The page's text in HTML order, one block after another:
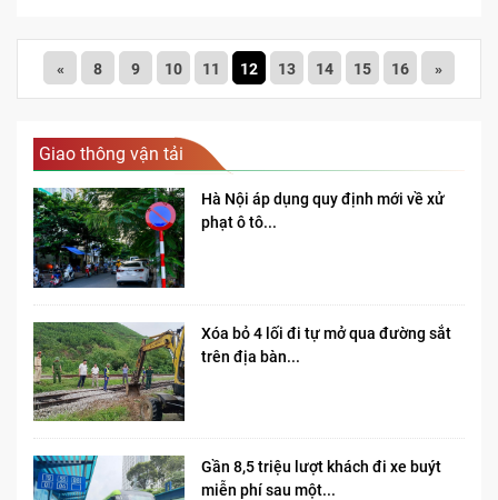
« 8 9 10 11 12 13 14 15 16 »
Giao thông vận tải
Hà Nội áp dụng quy định mới về xử
phạt ô tô...
Xóa bỏ 4 lối đi tự mở qua đường sắt
trên địa bàn...
Gần 8,5 triệu lượt khách đi xe buýt
miễn phí sau một...